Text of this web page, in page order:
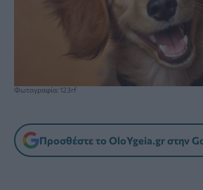
Φωτογραφία: 123rf
Προσθέστε το OloYgeia.gr στην